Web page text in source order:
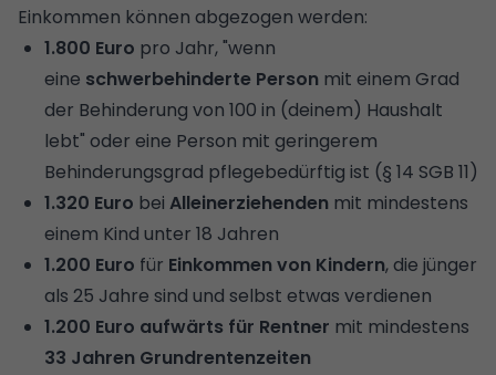
Einkommen können abgezogen werden:
1.800 Euro pro Jahr, "wenn
eine schwerbehinderte Person mit einem Grad
der Behinderung von 100 in (deinem) Haushalt
lebt" oder eine Person mit geringerem
Behinderungsgrad pflegebedürftig ist (§ 14 SGB 11)
1.320 Euro bei Alleinerziehenden mit mindestens
einem Kind unter 18 Jahren
1.200 Euro für Einkommen von Kindern, die jünger
als 25 Jahre sind und selbst etwas verdienen
1.200 Euro aufwärts für Rentner mit mindestens
33 Jahren Grundrentenzeiten